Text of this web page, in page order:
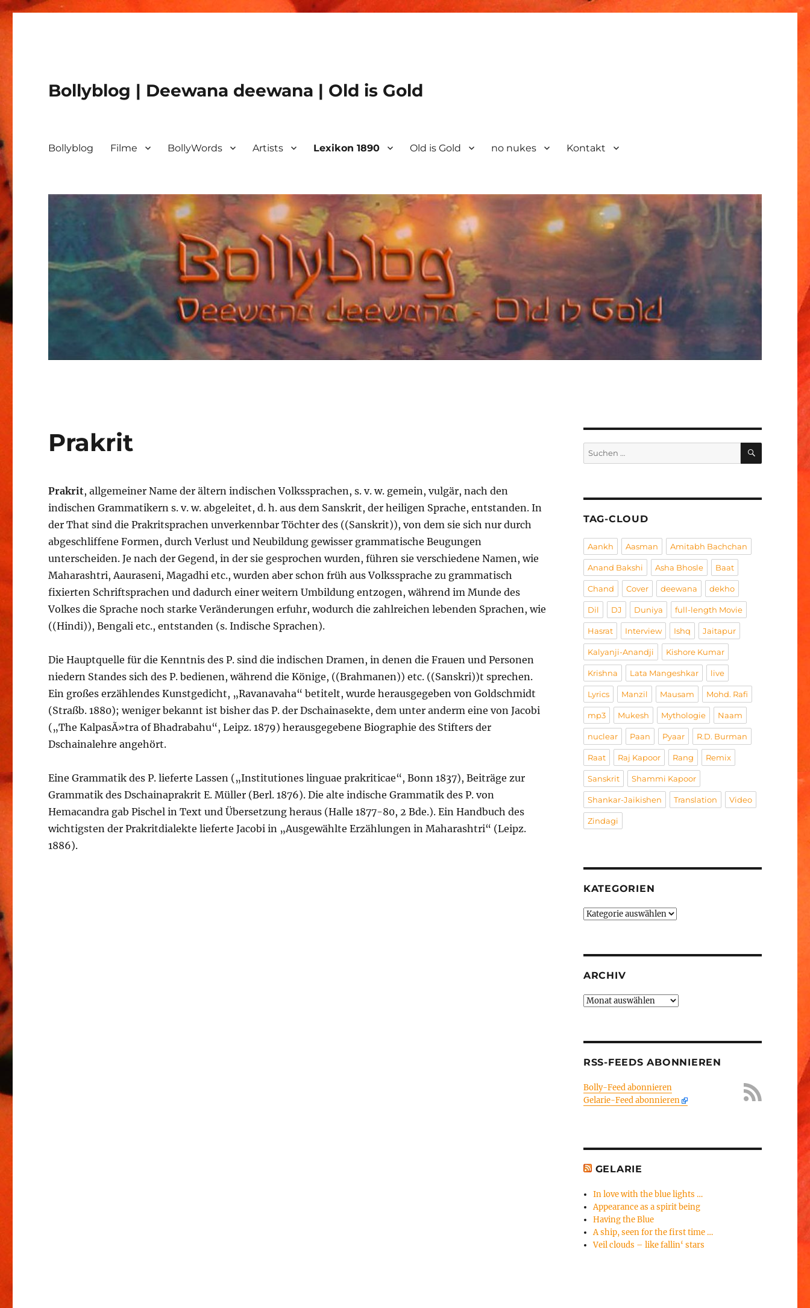
Bollyblog | Deewana deewana | Old is Gold
Bollyblog Filme BollyWords Artists Lexikon 1890 Old is Gold no nukes Kontakt
Prakrit
Prakrit, allgemeiner Name der ältern indischen Volkssprachen, s. v. w. gemein, vulgär, nach den
indischen Grammatikern s. v. w. abgeleitet, d. h. aus dem Sanskrit, der heiligen Sprache, entstanden. In
der That sind die Prakritsprachen unverkennbar Töchter des ((Sanskrit)), von dem sie sich nur durch
abgeschliffene Formen, durch Verlust und Neubildung gewisser grammatische Beugungen
unterscheiden. Je nach der Gegend, in der sie gesprochen wurden, führen sie verschiedene Namen, wie
Maharashtri, Aauraseni, Magadhi etc., wurden aber schon früh aus Volkssprache zu grammatisch
fixierten Schriftsprachen und dadurch einer weitern Umbildung entzogen, während im Munde des
Volkes die Sprache noch starke Veränderungen erfuhr, wodurch die zahlreichen lebenden Sprachen, wie
((Hindi)), Bengali etc., entstanden (s. Indische Sprachen).
Die Hauptquelle für die Kenntnis des P. sind die indischen Dramen, in denen die Frauen und Personen
niedern Standes sich des P. bedienen, während die Könige, ((Brahmanen)) etc. ((Sanskri))t sprechen.
Ein großes erzählendes Kunstgedicht, „Ravanavaha“ betitelt, wurde herausgegeben von Goldschmidt
(Straßb. 1880); weniger bekannt ist bisher das P. der Dschainasekte, dem unter anderm eine von Jacobi
(„The KalpasÃ»tra of Bhadrabahu“, Leipz. 1879) herausgegebene Biographie des Stifters der
Dschainalehre angehört.
Eine Grammatik des P. lieferte Lassen („Institutiones linguae prakriticae“, Bonn 1837), Beiträge zur
Grammatik des Dschainaprakrit E. Müller (Berl. 1876). Die alte indische Grammatik des P. von
Hemacandra gab Pischel in Text und Übersetzung heraus (Halle 1877-80, 2 Bde.). Ein Handbuch des
wichtigsten der Prakritdialekte lieferte Jacobi in „Ausgewählte Erzählungen in Maharashtri“ (Leipz.
1886).
Suchen
nach:
SUCHEN
TAG-CLOUD
Aankh Aasman Amitabh Bachchan
Anand Bakshi Asha Bhosle Baat
Chand Cover deewana dekho
Dil DJ Duniya full-length Movie
Hasrat Interview Ishq Jaitapur
Kalyanji-Anandji Kishore Kumar
Krishna Lata Mangeshkar live
Lyrics Manzil Mausam Mohd. Rafi
mp3 Mukesh Mythologie Naam
nuclear Paan Pyaar R.D. Burman
Raat Raj Kapoor Rang Remix
Sanskrit Shammi Kapoor
Shankar-Jaikishen Translation Video
Zindagi
KATEGORIEN
Kategorien
ARCHIV
Archiv
RSS-FEEDS ABONNIEREN
Bolly-Feed abonnieren
Gelarie-Feed abonnieren
GELARIE
In love with the blue lights …
Appearance as a spirit being
Having the Blue
A ship, seen for the first time …
Veil clouds – like fallin‘ stars